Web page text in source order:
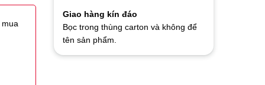
mua
Giao hàng kín đáo
Bọc trong thùng carton và không để
tên sản phẩm.